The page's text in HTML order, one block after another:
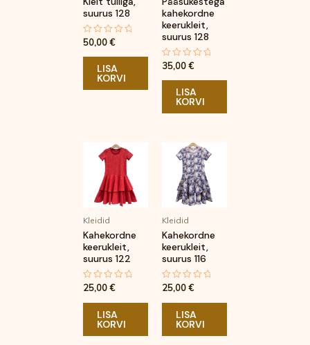
suurus 128
Hinnanguga
/
50,00€
LISA
KORVI
kahekordne
keerukleit,
suurus 128
Hinnanguga
/
35,00€
LISA
KORVI
Kleidid
Kahekordne
keerukleit,
suurus 122
Hinnanguga
/
25,00€
LISA
KORVI
Kleidid
Kahekordne
keerukleit,
suurus 116
Hinnanguga
/
25,00€
LISA
KORVI